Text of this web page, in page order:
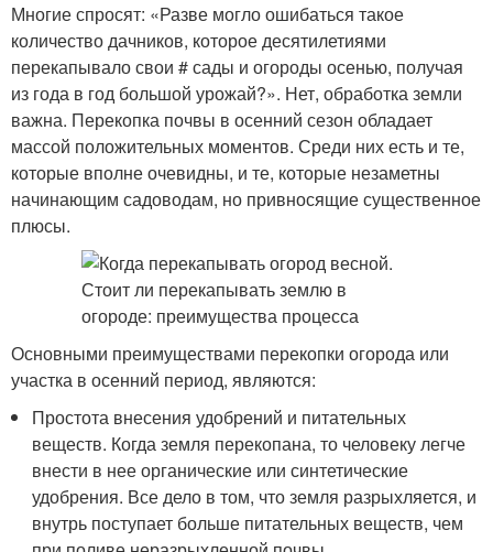
Многие спросят: «Разве могло ошибаться такое
количество дачников, которое десятилетиями
перекапывало свои # сады и огороды осенью, получая
из года в год большой урожай?». Нет, обработка земли
важна. Перекопка почвы в осенний сезон обладает
массой положительных моментов. Среди них есть и те,
которые вполне очевидны, и те, которые незаметны
начинающим садоводам, но привносящие существенное
плюсы.
Основными преимуществами перекопки огорода или
участка в осенний период, являются:
Простота внесения удобрений и питательных
веществ. Когда земля перекопана, то человеку легче
внести в нее органические или синтетические
удобрения. Все дело в том, что земля разрыхляется, и
внутрь поступает больше питательных веществ, чем